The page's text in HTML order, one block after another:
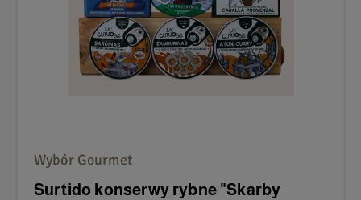
Wybór Gourmet
Surtido konserwy rybne "Skarby